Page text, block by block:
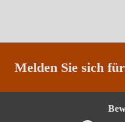
Melden Sie sich